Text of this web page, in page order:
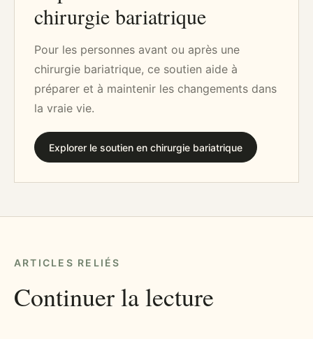
chirurgie bariatrique
Pour les personnes avant ou après une
chirurgie bariatrique, ce soutien aide à
préparer et à maintenir les changements dans
la vraie vie.
Explorer le soutien en chirurgie bariatrique
ARTICLES RELIÉS
Continuer la lecture